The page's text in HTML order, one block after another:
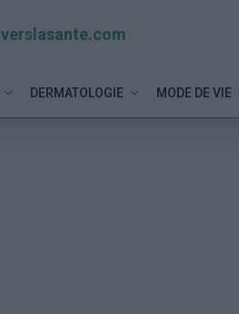
verslasante.com
DERMATOLOGIE MODE DE VIE